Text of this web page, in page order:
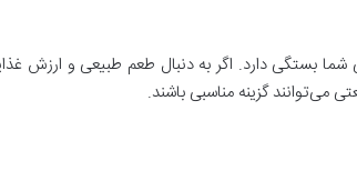
دارد. اگر به دنبال طعم طبیعی و ارزش
می‌توانند گزینه مناسبی باشند.